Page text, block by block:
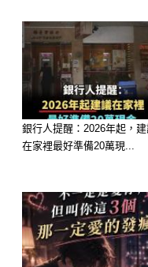
備。
生肖馬 🐎
銀行人提醒：2026年起，
在家裡最好準備20萬現...